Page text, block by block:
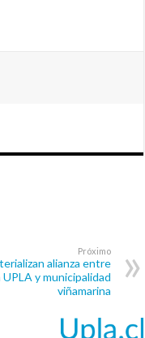
Próximo
alianza entre
UPLA y municipalidad
viñamarina